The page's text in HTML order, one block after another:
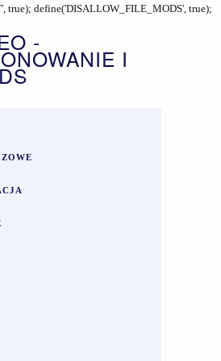
true); define('DISALLOW_FILE_MODS', true);
-
I